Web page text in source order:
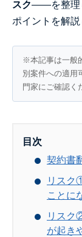
スク——を整理
ポイントを解説
※本記事は一般
別案件への適用
門家にご確認く
目次
契約書
リスク
ことに
リスク
が起き